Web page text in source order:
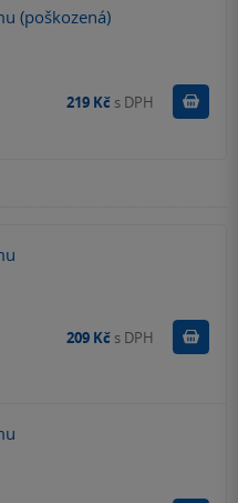
(poškozená)
219 Kč s DPH
209 Kč s DPH Koupit